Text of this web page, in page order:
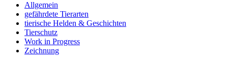
Allgemein
gefährdete Tierarten
tierische Helden & Geschichten
Tierschutz
Work in Progress
Zeichnung